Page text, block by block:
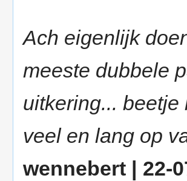
Ach eigenlijk
meeste dubbele
uitkering...
veel en lang op
wennebert | 22-